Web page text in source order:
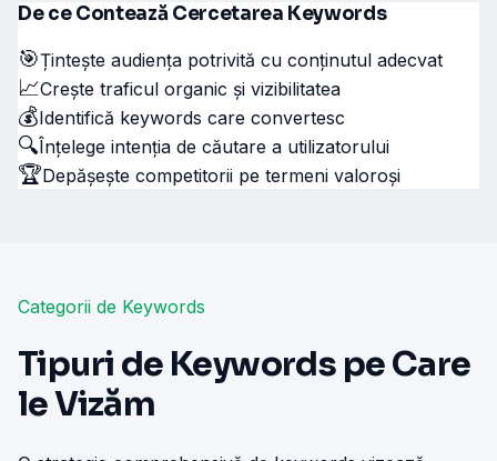
De ce Contează Cercetarea Keywords
🎯Țintește audiența potrivită cu conținutul adecvat
📈Crește traficul organic și vizibilitatea
💰Identifică keywords care convertesc
🔍Înțelege intenția de căutare a utilizatorului
🏆Depășește competitorii pe termeni valoroși
Categorii de Keywords
Tipuri de Keywords pe Care
le Vizăm